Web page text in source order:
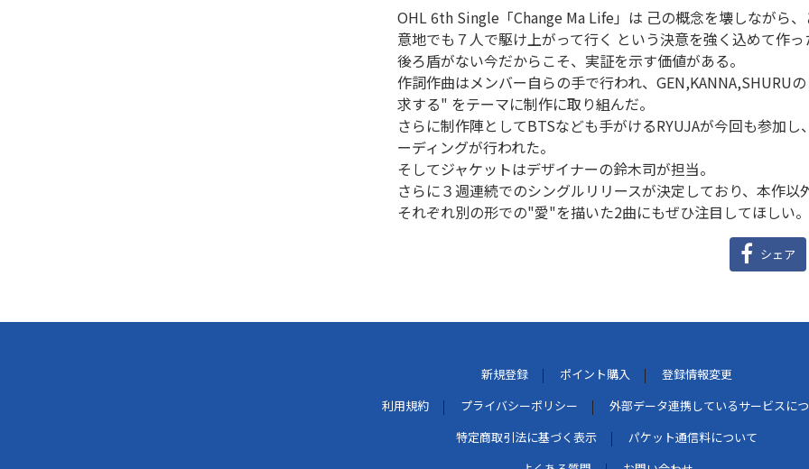
OHL 6th Single「Change Ma Life」は 己の概念を壊しながら、
意地でも７人で駆け上がって行く という決意を強く込めて作っ
後ろ盾がない今だからこそ、実証を示す価値がある。
作詞作曲はメンバー自らの手で行われ、GEN,KANNA,SHURU
求する" をテーマに制作に取り組んだ。
さらに制作陣としてBTSなども手がけるRYUJAが今回も参加
ーディングが行われた。
そしてジャケットはデザイナーの鈴木司が担当。
さらに３週連続でのシングルリリースが決定しており、本作
それぞれ別の形での"愛"を描いた2曲にもぜひ注目してほしい。
シェア
新規登録 ポイント購入
登録情報変更
利用規約
プライバシーポリシー
外部データ連携しているサービスに
特定商取引法に基づく表示
パケット通信料について